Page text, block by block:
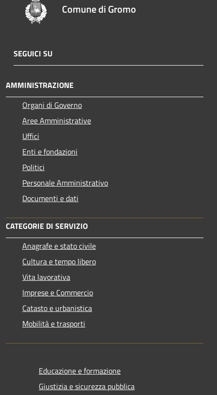
Comune di Gromo
SEGUICI SU
AMMINISTRAZIONE
Organi di Governo
Aree Amministrative
Uffici
Enti e fondazioni
Politici
Personale Amministrativo
Documenti e dati
CATEGORIE DI SERVIZIO
Anagrafe e stato civile
Cultura e tempo libero
Vita lavorativa
Imprese e Commercio
Catasto e urbanistica
Mobilità e trasporti
Educazione e formazione
Giustizia e sicurezza pubblica